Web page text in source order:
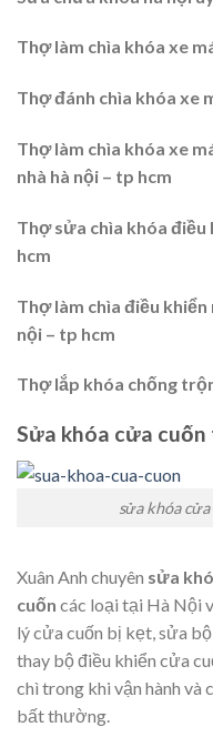
Thợ làm chìa khóa xe
Thợ đánh chìa khóa xe
Thợ làm chìa khóa xe
nhà hà nội – tp hcm
Thợ sửa chìa khóa điều
hcm
Thợ làm chìa điều
nội – tp hcm
Thợ lắp khóa chống
Sửa khóa cửa cuốn
sửa khóa
Xuân Anh chuyên sửa
cuốn các loại tại Hà Nội
lý cửa cuốn bị kẹt, sửa
thay bộ điều khiển cửa
chì trong khi vận hành và
bất thường.